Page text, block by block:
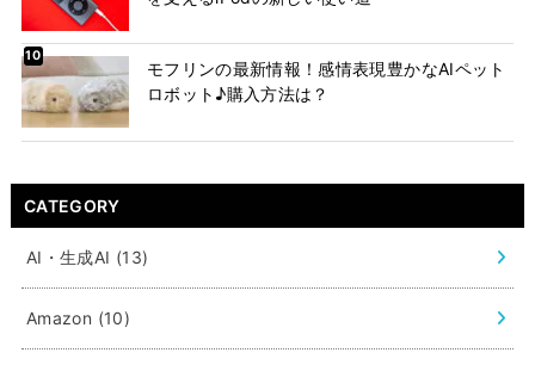
モフリンの最新情報！感情表現豊かなAIペット
ロボット♪購入方法は？
CATEGORY
AI・生成AI (13)
Amazon (10)